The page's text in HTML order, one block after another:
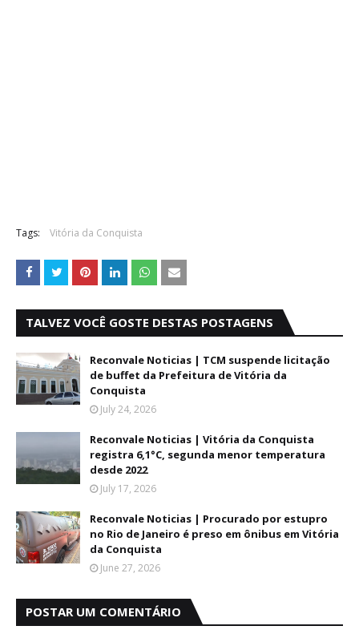
Tags: Vitória da Conquista
TALVEZ VOCÊ GOSTE DESTAS POSTAGENS
Reconvale Noticias | TCM suspende licitação
de buffet da Prefeitura de Vitória da
Conquista
July 24, 2026
Reconvale Noticias | Vitória da Conquista
registra 6,1°C, segunda menor temperatura
desde 2022
July 17, 2026
Reconvale Noticias | Procurado por estupro
no Rio de Janeiro é preso em ônibus em Vitória
da Conquista
June 27, 2026
POSTAR UM COMENTÁRIO